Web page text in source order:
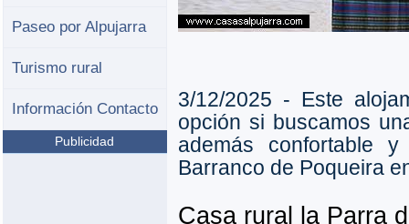
3/12/2025 - Este
opción si buscamos
además confortable
Barranco de Poqueira
Casa rural la Parra
Paseo por Alpujarra
Turismo rural
Información Contacto
Publicidad